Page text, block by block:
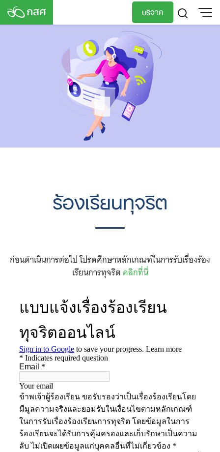
Skip
บริจาค
ร้องเรียนทุจริต
ก่อนดำเนินการต่อไป โปรดศึกษาหลักเกณฑ์ในการรับเรื่องร้อง
เรียนการทุจริต คลิกที่นี่